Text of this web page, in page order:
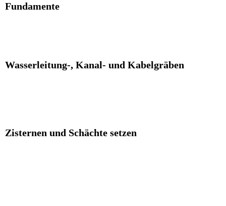
Fundamente
Wasserleitung-, Kanal- und Kabelgräben
Zisternen und Schächte setzen